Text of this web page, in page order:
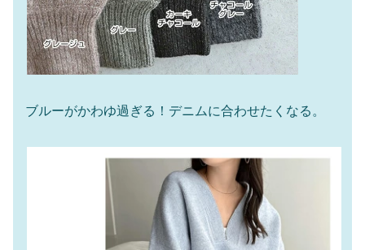
ブルーがかわゆ過ぎる！デニムに合わせたくなる。